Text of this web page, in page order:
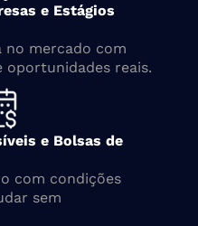
e Estágios
no mercado com
oportunidades reais.
e Bolsas de
com condições
sem